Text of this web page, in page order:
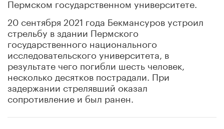
Пермском государственном университете.
20 сентября 2021 года Бекмансуров устроил
стрельбу в здании Пермского
государственного национального
исследовательского университета, в
результате чего погибли шесть человек,
несколько десятков пострадали. При
задержании стрелявший оказал
сопротивление и был ранен.